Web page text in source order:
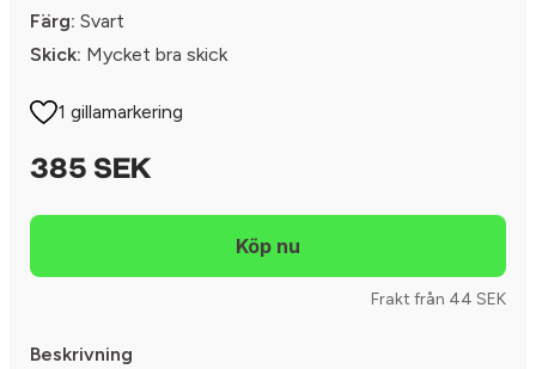
Färg: Svart
Skick: Mycket bra skick
1 gillamarkering
385 SEK
Frakt från 44 SEK
Beskrivning